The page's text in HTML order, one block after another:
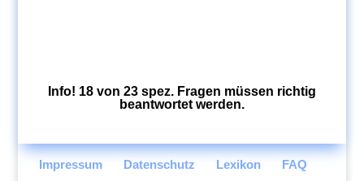
Info! 18 von 23 spez. Fragen müssen richtig
beantwortet werden.
Impressum Datenschutz Lexikon FAQ